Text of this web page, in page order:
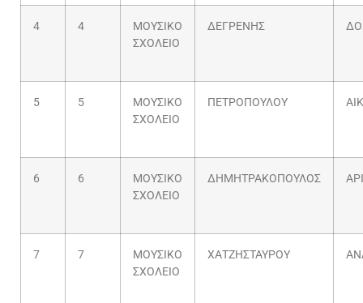
4 4
ΜΟΥΣΙΚΟ
ΣΧΟΛΕΙΟ
ΔΕΓΡΕΝΗΣ
5 5
ΜΟΥΣΙΚΟ
ΣΧΟΛΕΙΟ
ΠΕΤΡΟΠΟΥΛΟΥ
6 6
ΜΟΥΣΙΚΟ
ΣΧΟΛΕΙΟ
ΔΗΜΗΤΡΑΚΟΠΟΥΛΟΣ
7 7
ΜΟΥΣΙΚΟ
ΣΧΟΛΕΙΟ
ΧΑΤΖΗΣΤΑΥΡΟΥ